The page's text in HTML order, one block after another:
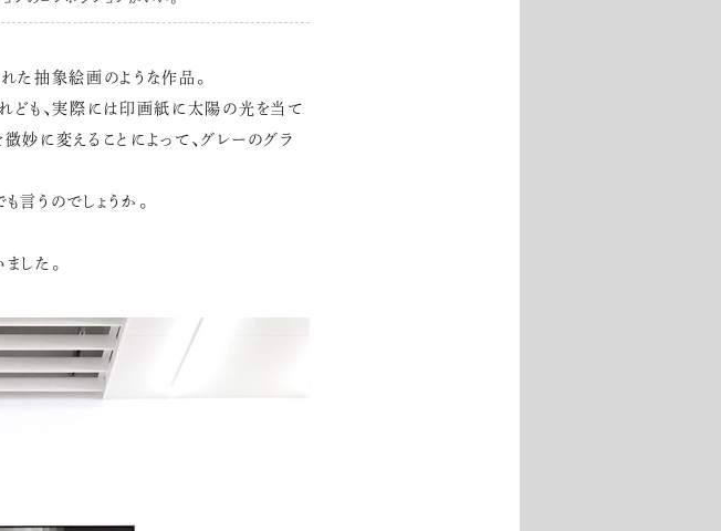
た抽象絵画のような作品。
ども、実際には印画紙に太陽の光を当て
妙に変えることによって、グレーのグラ
言うのでしょうか。
した。